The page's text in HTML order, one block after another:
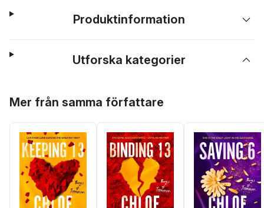
Produktinformation
Utforska kategorier
Mer från samma författare